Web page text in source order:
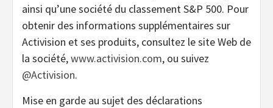
ainsi qu’une société du classement S&P 500. Pour
obtenir des informations supplémentaires sur
Activision et ses produits, consultez le site Web de
la société,www.activision.com, ou suivez
@Activision.
Mise en garde au sujet des déclarations